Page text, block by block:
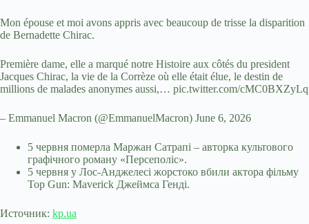
Mon épouse et moi avons appris avec beaucoup de trisse la disparition
de Bernadette Chirac.
Première dame, elle a marqué notre Histoire aux côtés du president
Jacques Chirac, la vie de la Corrèze où elle était élue, le destin de
millions de malades anonymes aussi,… pic.twitter.com/cMC0BXZyLq
– Emmanuel Macron (@EmmanuelMacron) June 6, 2026
5 червня померла Маржан Сатрапі – авторка культового
графічного роману «Персеполіс».
5 червня у Лос-Анджелесі жорстоко вбили актора фільму
Top Gun: Maverick Джеймса Генді.
Источник: kp.ua